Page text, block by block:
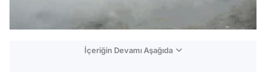
İçeriğin Devamı Aşağıda